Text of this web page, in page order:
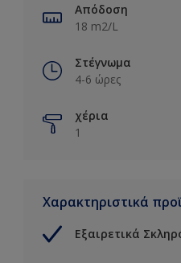
Απόδοση
18 m2/L
Στέγνωμα
4-6 ώρες
χέρια
1
Χαρακτηριστικά
Εξαιρετικά